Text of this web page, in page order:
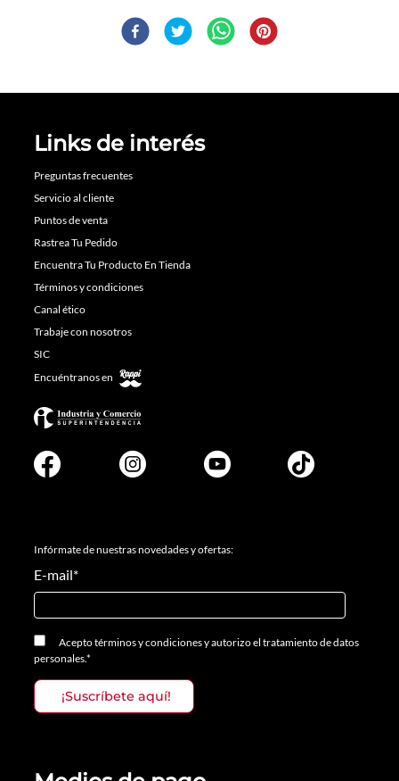
Links de interés
Preguntas frecuentes
Servicio al cliente
Puntos de venta
Rastrea Tu Pedido
Encuentra Tu Producto En Tienda
Términos y condiciones
Canal ético
Trabaje con nosotros
SIC
Encuéntranos en
Infórmate de nuestras novedades y ofertas:
E-mail*
Aceptotérminos y condicionesyautorizo el tratamiento de datos
personales.*